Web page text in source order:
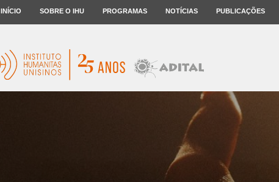
INÍCIO SOBRE O IHU PROGRAMAS NOTÍCIAS PUBLICAÇÕES